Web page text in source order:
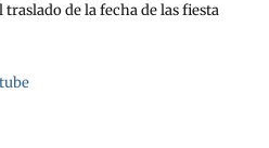
de la fecha de las fiesta